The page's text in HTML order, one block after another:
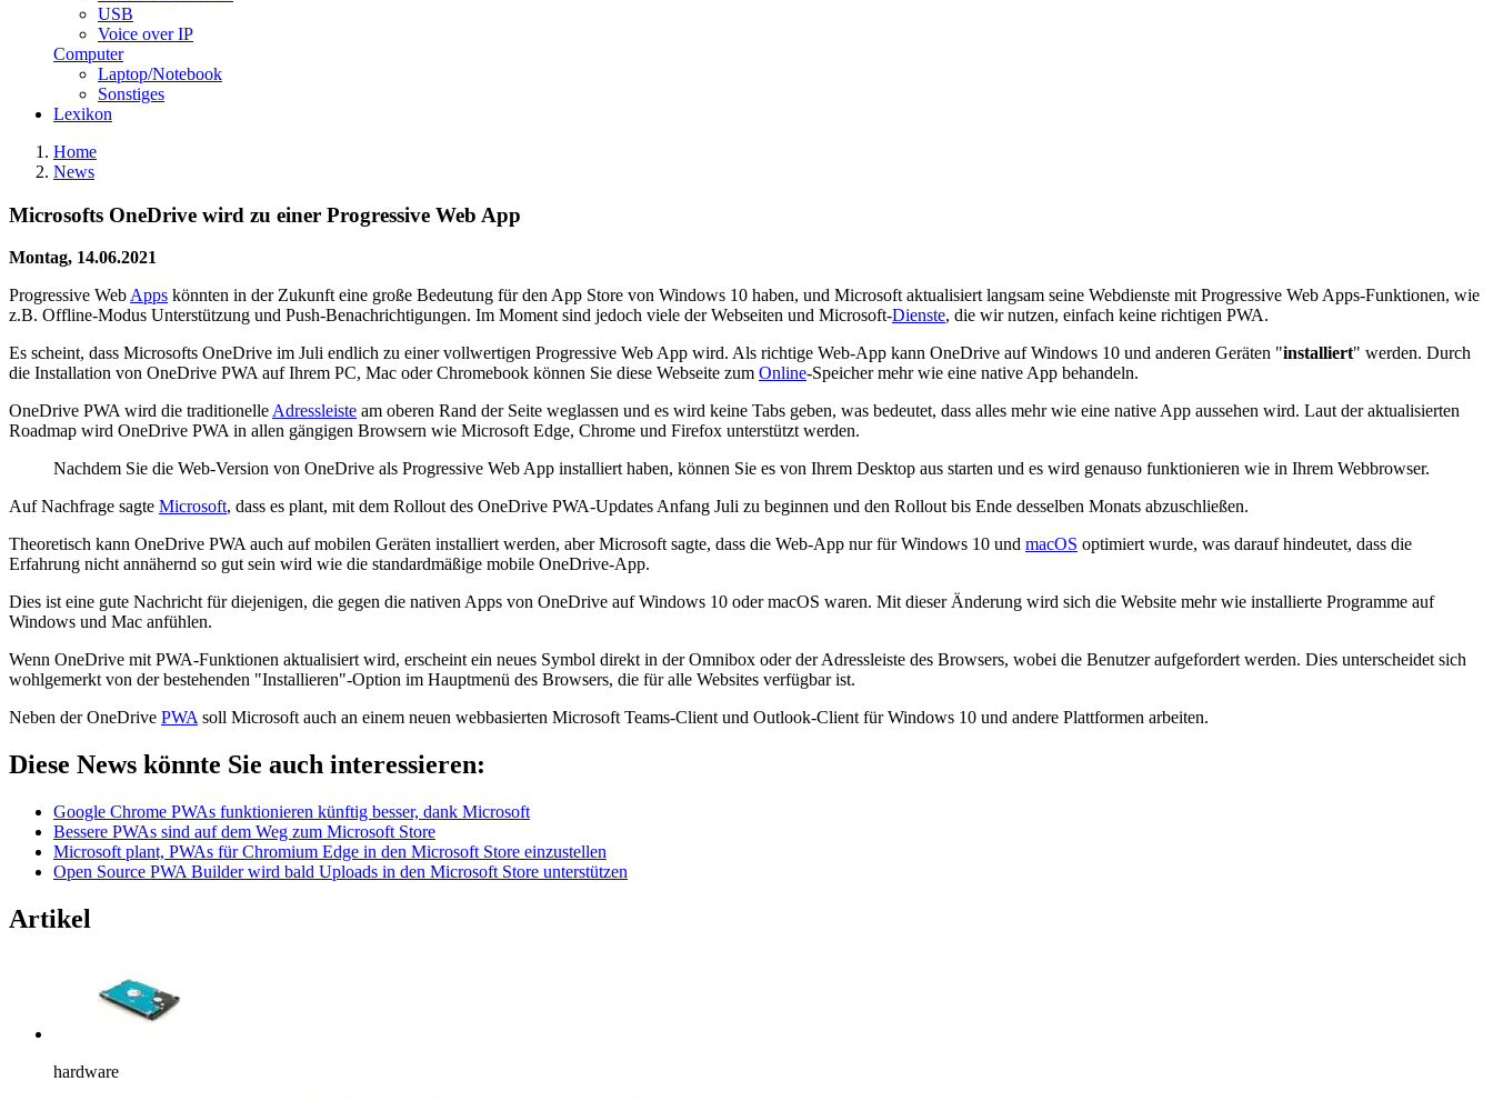
USB
Voice over IP
Computer
Laptop/Notebook
Sonstiges
Lexikon
Home
News
Microsofts OneDrive wird zu einer Progressive Web App
Montag, 14.06.2021
Progressive WebApps könnten in der Zukunft eine große Bedeutung für den App Store von Windows 10 haben, und Microsoft aktualisiert langsam seine Webdienste mit Progressive Web Apps-Funktionen, wie
z.B. Offline-Modus Unterstützung und Push-Benachrichtigungen. Im Moment sind jedoch viele der Webseiten und Microsoft-Dienste, die wir nutzen, einfach keine richtigen PWA.
Es scheint, dass Microsofts OneDrive im Juli endlich zu einer vollwertigen Progressive Web App wird. Als richtige Web-App kann OneDrive auf Windows 10 und anderen Geräten "installiert" werden. Durch
die Installation von OneDrive PWA auf Ihrem PC, Mac oder Chromebook können Sie diese Webseite zum Online-Speicher mehr wie eine native App behandeln.
OneDrive PWA wird die traditionelleAdressleiste am oberen Rand der Seite weglassen und es wird keine Tabs geben, was bedeutet, dass alles mehr wie eine native App aussehen wird. Laut der aktualisierten
Roadmap wird OneDrive PWA in allen gängigen Browsern wie Microsoft Edge, Chrome und Firefox unterstützt werden.
Nachdem Sie die Web-Version von OneDrive als Progressive Web App installiert haben, können Sie es von Ihrem Desktop aus starten und es wird genauso funktionieren wie in Ihrem Webbrowser.
Auf Nachfrage sagte Microsoft, dass es plant, mit dem Rollout des OneDrive PWA-Updates Anfang Juli zu beginnen und den Rollout bis Ende desselben Monats abzuschließen.
Theoretisch kann OneDrive PWA auch auf mobilen Geräten installiert werden, aber Microsoft sagte, dass die Web-App nur für Windows 10 und macOS optimiert wurde, was darauf hindeutet, dass die
Erfahrung nicht annähernd so gut sein wird wie die standardmäßige mobile OneDrive-App.
Dies ist eine gute Nachricht für diejenigen, die gegen die nativen Apps von OneDrive auf Windows 10 oder macOS waren. Mit dieser Änderung wird sich die Website mehr wie installierte Programme auf
Windows und Mac anfühlen.
Wenn OneDrive mit PWA-Funktionen aktualisiert wird, erscheint ein neues Symbol direkt in der Omnibox oder der Adressleiste des Browsers, wobei die Benutzer aufgefordert werden. Dies unterscheidet sich
wohlgemerkt von der bestehenden "Installieren"-Option im Hauptmenü des Browsers, die für alle Websites verfügbar ist.
Neben der OneDrive PWAsoll Microsoft auch an einem neuen webbasierten Microsoft Teams-Client und Outlook-Client für Windows 10 und andere Plattformen arbeiten.
Diese News könnte Sie auch interessieren:
Google Chrome PWAs funktionieren künftig besser, dank Microsoft
Bessere PWAs sind auf dem Weg zum Microsoft Store
Microsoft plant, PWAs für Chromium Edge in den Microsoft Store einzustellen
Open Source PWA Builder wird bald Uploads in den Microsoft Store unterstützen
Artikel
hardware